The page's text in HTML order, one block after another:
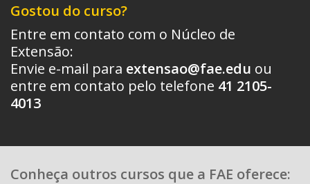
Gostou do curso?
Entre em contato com o Núcleo de
Extensão:
Envie e-mail para extensao@fae.edu ou
entre em contato pelo telefone 41 2105-
4013
Conheça outros cursos que a FAE oferece: